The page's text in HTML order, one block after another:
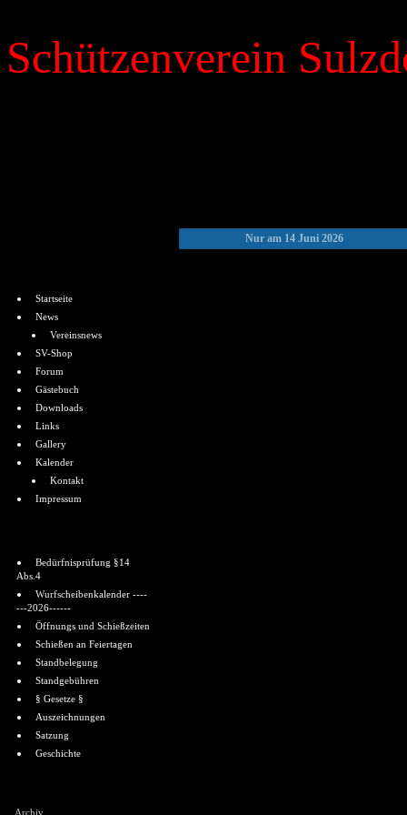
Schützenverein
Startseite
News
Vereinsnews
SV-Shop
Forum
Gästebuch
Downloads
Links
Gallery
Kalender
Kontakt
Impressum
Bedürfnisprüfung §14
Abs.4
Wurfscheibenkalender ----
---2026------
Öffnungs und Schießzeiten
Schießen an Feiertagen
Standbelegung
Standgebühren
§ Gesetze §
Auszeichnungen
Satzung
Geschichte
Archiv
Nur am 14 Juni 2026